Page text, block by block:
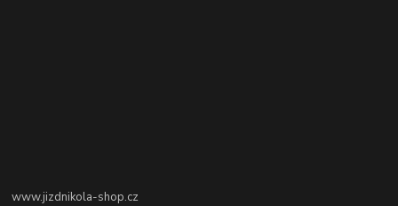
www.jizdnikola-shop.cz